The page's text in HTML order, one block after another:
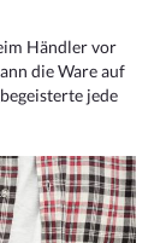
Händler vor
die Ware auf
jede